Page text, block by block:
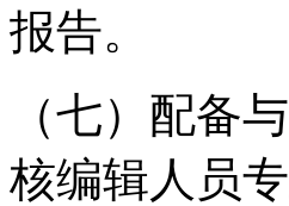
报告。
（七）配备
核编辑人员专